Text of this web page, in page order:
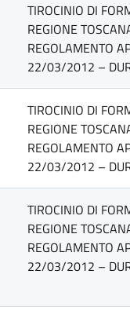
TIROCINIO DI
REGIONE
REGOLAMENTO
22/03/2012 –
TIROCINIO DI
REGIONE
REGOLAMENTO
22/03/2012 –
TIROCINIO DI
REGIONE
REGOLAMENTO
22/03/2012 –